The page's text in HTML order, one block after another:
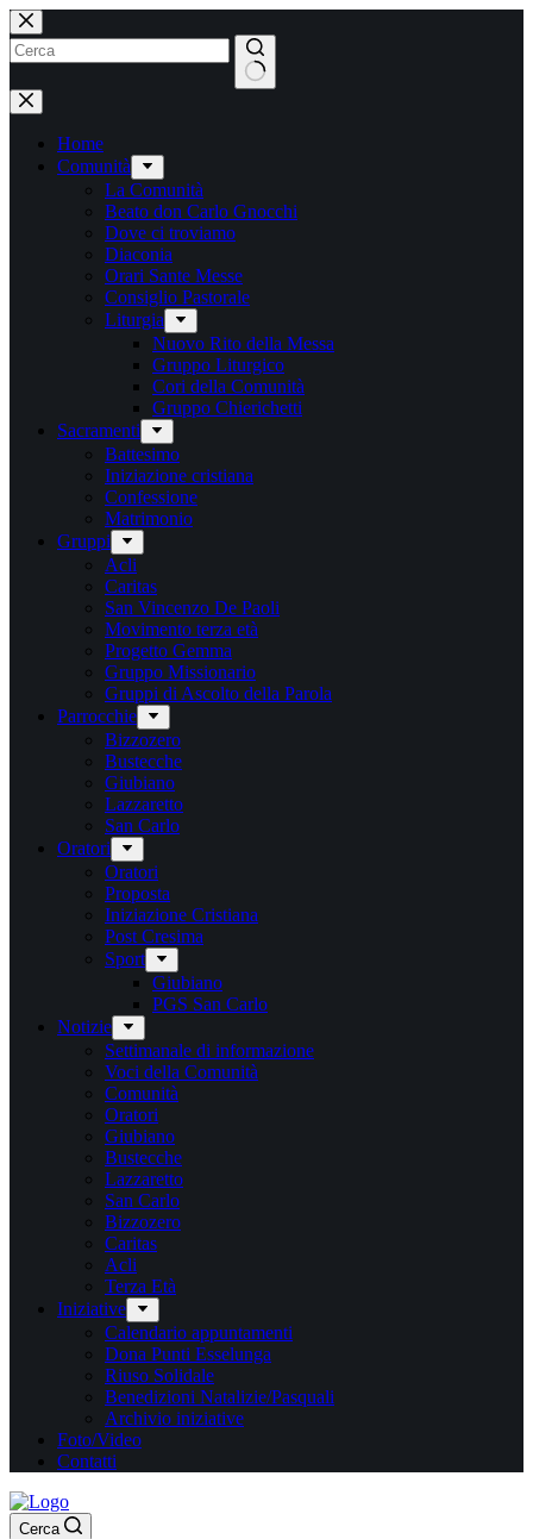
Salta
al
contenuto
Nessun
risultato
Home
Comunità
La Comunità
Beato don Carlo Gnocchi
Dove ci troviamo
Diaconia
Orari Sante Messe
Consiglio Pastorale
Liturgia
Nuovo Rito della Messa
Gruppo Liturgico
Cori della Comunità
Gruppo Chierichetti
Sacramenti
Battesimo
Iniziazione cristiana
Confessione
Matrimonio
Gruppi
Acli
Caritas
San Vincenzo De Paoli
Movimento terza età
Progetto Gemma
Gruppo Missionario
Gruppi di Ascolto della Parola
Parrocchie
Bizzozero
Bustecche
Giubiano
Lazzaretto
San Carlo
Oratori
Oratori
Proposta
Iniziazione Cristiana
Post Cresima
Sport
Giubiano
PGS San Carlo
Notizie
Settimanale di informazione
Voci della Comunità
Comunità
Oratori
Giubiano
Bustecche
Lazzaretto
San Carlo
Bizzozero
Caritas
Acli
Terza Età
Iniziative
Calendario appuntamenti
Dona Punti Esselunga
Riuso Solidale
Benedizioni Natalizie/Pasquali
Archivio iniziative
Foto/Video
Contatti
Cerca